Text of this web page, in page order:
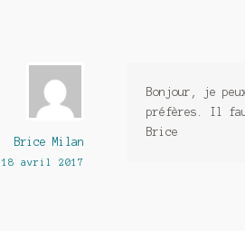
Brice Milan
18 avril 2017
Bonjour, je
préfères. Il faut
Brice